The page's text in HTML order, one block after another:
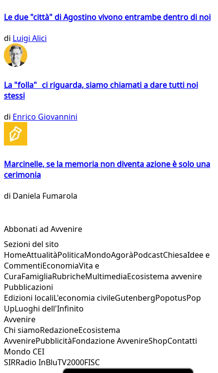
Le due "città" di Agostino vivono entrambe dentro di noi
di Luigi Alici
La "folla" ci riguarda, siamo chiamati a dare tutti noi
stessi
di Enrico Giovannini
Marcinelle, se la memoria non diventa azione è solo una
cerimonia
di Daniela Fumarola
Abbonati ad Avvenire
Sezioni del sito
HomeAttualitàPoliticaMondoAgoràPodcastChiesaIdee e
CommentiEconomiaVita e
CuraFamigliaRubricheMultimediaEcosistema avvenire
Pubblicazioni
Edizioni localiL'economia civileGutenbergPopotusPop
UpLuoghi dell'Infinito
Avvenire
Chi siamoRedazioneEcosistema
AvvenirePubblicitàFondazione AvvenireShopContatti
Mondo CEI
SIRRadio InBluTV2000FISC